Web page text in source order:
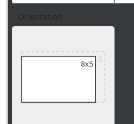
Orientation
9x5.5
8x5